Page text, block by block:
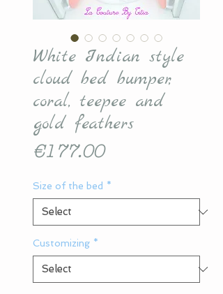
White Indian style
cloud bed bumper,
coral, teepee and
gold feathers
€177.00Price
Size of the bed *
Customizing *